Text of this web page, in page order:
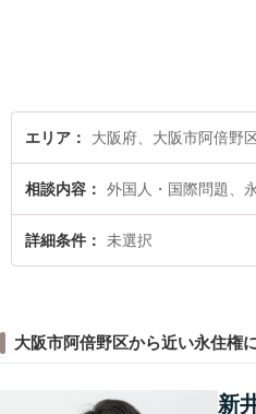
エリア 大阪府、大阪市阿倍野
相談内容 外国人・国際問題、
詳細条件 未選択
大阪市阿倍野区から近い永住権
新